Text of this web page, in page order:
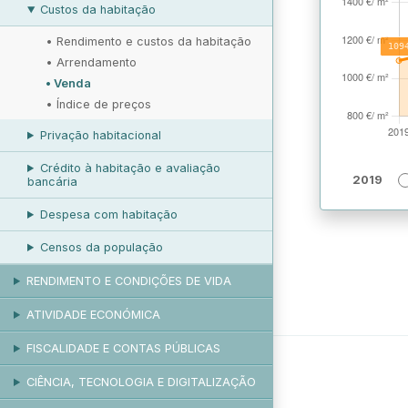
Custos da habitação
• Rendimento e custos da habitação
• Arrendamento
• Venda
• Índice de preços
Privação habitacional
Crédito à habitação e avaliação
bancária
Despesa com habitação
Censos da população
RENDIMENTO E CONDIÇÕES DE VIDA
ATIVIDADE ECONÓMICA
FISCALIDADE E CONTAS PÚBLICAS
CIÊNCIA, TECNOLOGIA E DIGITALIZAÇÃO
2019